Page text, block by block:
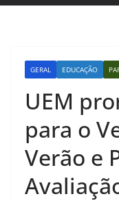
GERAL EDUCAÇÃO
UEM
para o
Verão e